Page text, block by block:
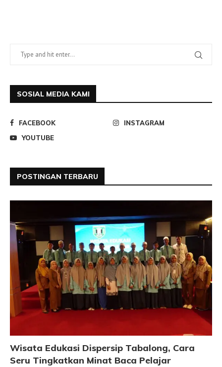
SOSIAL MEDIA KAMI
FACEBOOK
INSTAGRAM
YOUTUBE
POSTINGAN TERBARU
Wisata Edukasi Dispersip Tabalong, Cara
Seru Tingkatkan Minat Baca Pelajar